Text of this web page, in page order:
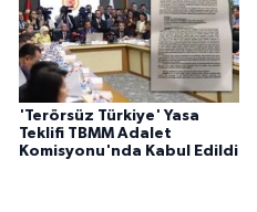
'Terörsüz Türkiye' Yasa
Teklifi TBMM Adalet
Komisyonu'nda Kabul Edildi